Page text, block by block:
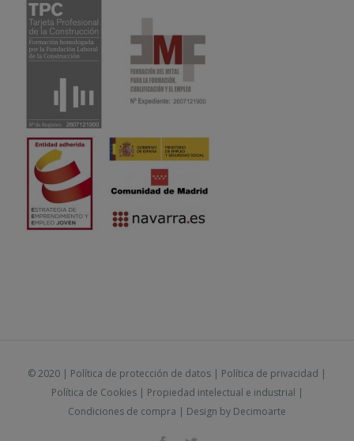
© 2020 | Política de protección de datos | Política de privacidad |
Política de Cookies| Propiedad intelectual e industrial |
Condiciones de compra | Design by Decimoarte